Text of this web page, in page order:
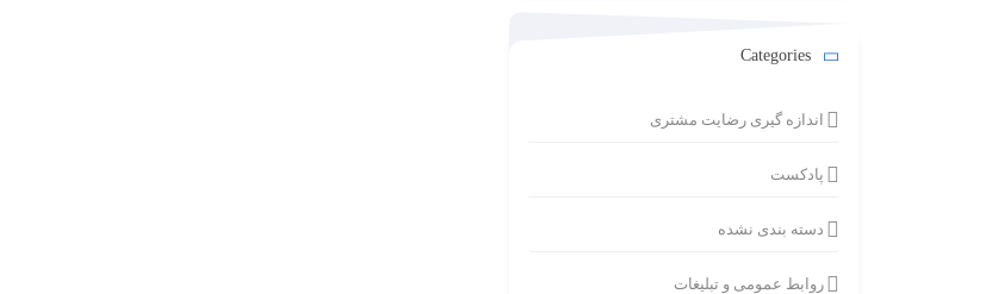
Categories
اندازه گیری رضایت مشتری
پادکست
دسته بندی نشده
روابط عمومی و تبلیغات